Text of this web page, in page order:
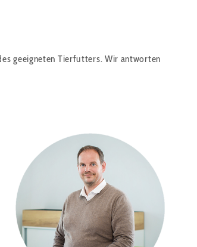
geeigneten Tierfutters. Wir antworten